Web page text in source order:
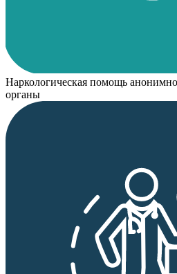
Наркологическая помощь
органы